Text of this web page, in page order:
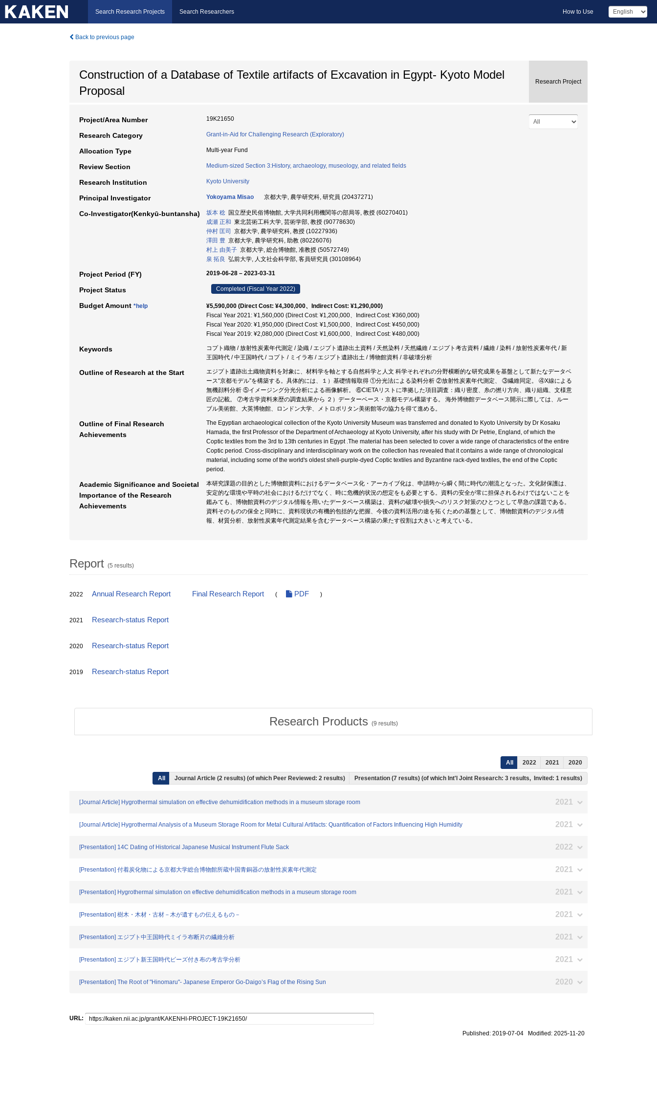
Search Research Projects Search Researchers How to Use
Back to previous page
Construction of a Database of Textile artifacts of Excavation in Egypt- Kyoto Model
Proposal
Research Project
Project/Area Number 19K21650
Research Category Grant-in-Aid for Challenging Research (Exploratory)
Allocation Type Multi-year Fund
Review Section Medium-sized Section 3:History, archaeology, museology, and related fields
Research Institution Kyoto University
Principal Investigator Yokoyama Misao 京都大学, 農学研究科, 研究員 (20437271)
Co-Investigator(Kenkyū-buntansha) 坂本 稔 国立歴史民俗博物館, 大学共同利用機関等の部局等, 教授 (60270401)
成瀬 正和 東北芸術工科大学, 芸術学部, 教授 (90778630)
仲村 匡司
京都大学, 農学研究科, 教授 (10227936)
澤田 豊 京都大学, 農学研究科, 助教 (80226076)
村上 由美子 京都大学, 総合博物館, 准教授 (50572749)
泉 拓良 弘前大学, 人文社会科学部, 客員研究員 (30108964)
Project Period (FY) 2019-06-28 – 2023-03-31
Project Status Completed (Fiscal Year 2022)
Budget Amount *help
¥5,590,000 (Direct Cost: ¥4,300,000、Indirect Cost: ¥1,290,000)
Fiscal Year 2021: ¥1,560,000 (Direct Cost: ¥1,200,000、Indirect Cost: ¥360,000)
Fiscal Year 2020: ¥1,950,000 (Direct Cost: ¥1,500,000、Indirect Cost: ¥450,000)
Fiscal Year 2019: ¥2,080,000 (Direct Cost: ¥1,600,000、Indirect Cost: ¥480,000)
Keywords
コプト織物 / 放射性炭素年代測定 / 染織 / エジプト遺跡出土資料 / 天然染料 / 天然繊維 / エジプト考古資料 / 繊維 / 染料 / 放射性炭素年代 / 新
王国時代 / 中王国時代 / コプト / ミイラ布 / エジプト遺跡出土 / 博物館資料 / 非破壊分析
Outline of Research at the Start
エジプト遺跡出土織物資料を対象に、材料学を軸とする自然科学と人文 科学それぞれの分野横断的な研究成果を基盤として新たなデータベ
ース“京都モデル”を構築する。具体的には、１）基礎情報取得 ①分光法による染料分析 ②放射性炭素年代測定、 ③繊維同定。 ④X線による
無機顔料分析 ⑤イメージング分光分析による画像解析。 ⑥CIETAリストに準拠した項目調査：織り密度、糸の撚り方向、織り組織、文様意
匠の記載。 ⑦考古学資料来歴の調査結果から ２）データーベース・京都モデル構築する。 海外博物館データベース開示に際しては、ルー
ブル美術館、大英博物館、ロンドン大学、メトロポリタン美術館等の協力を得て進める。
Outline of Final Research
Achievements
The Egyptian archaeological collection of the Kyoto University Museum was transferred and donated to Kyoto University by Dr Kosaku
Hamada, the first Professor of the Department of Archaeology at Kyoto University, after his study with Dr Petrie, England, of which the
Coptic textiles from the 3rd to 13th centuries in Egypt .The material has been selected to cover a wide range of characteristics of the entire
Coptic period. Cross-disciplinary and interdisciplinary work on the collection has revealed that it contains a wide range of chronological
material, including some of the world's oldest shell-purple-dyed Coptic textiles and Byzantine rack-dyed textiles, the end of the Coptic
period.
Academic Significance and Societal
Importance of the Research
Achievements
本研究課題の目的とした博物館資料におけるデータベース化・アーカイブ化は、申請時から瞬く間に時代の潮流となった。文化財保護は、
安定的な環境や平時の社会におけるだけでなく、時に危機的状況の想定をも必要とする。資料の安全が常に担保されるわけではないことを
鑑みても、博物館資料のデジタル情報を用いたデータベース構築は、資料の破壊や損失へのリスク対策のひとつとして早急の課題である。
資料そのものの保全と同時に、資料現状の有機的包括的な把握、今後の資料活用の途を拓くための基盤として、博物館資料のデジタル情
報、材質分析、放射性炭素年代測定結果を含むデータベース構築の果たす役割は大きいと考えている。
Report (5 results)
2022 Annual Research Report Final Research Report ( PDF )
2021 Research-status Report
2020 Research-status Report
2019 Research-status Report
Research Products (9 results)
All 2022 2021 2020
All Journal Article (2 results) (of which Peer Reviewed: 2 results) Presentation (7 results) (of which Int'l Joint Research: 3 results, Invited: 1 results)
[Journal Article] Hygrothermal simulation on effective dehumidification methods in a museum storage room 2021
[Journal Article] Hygrothermal Analysis of a Museum Storage Room for Metal Cultural Artifacts: Quantification of Factors Influencing High Humidity 2021
[Presentation] 14C Dating of Historical Japanese Musical Instrument Flute Sack 2022
[Presentation] 付着炭化物による京都大学総合博物館所蔵中国青銅器の放射性炭素年代測定 2021
[Presentation] Hygrothermal simulation on effective dehumidification methods in a museum storage room 2021
[Presentation] 樹木・木材・古材－木が遺すもの伝えるもの－ 2021
[Presentation] エジプト中王国時代ミイラ布断片の繊維分析 2021
[Presentation] エジプト新王国時代ビーズ付き布の考古学分析 2021
[Presentation] The Root of "Hinomaru"- Japanese Emperor Go-Daigo’s Flag of the Rising Sun 2020
URL:
Published: 2019-07-04 Modified: 2025-11-20